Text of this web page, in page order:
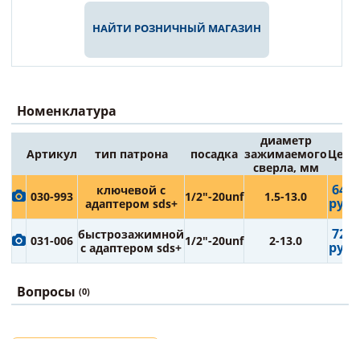
НАЙТИ РОЗНИЧНЫЙ МАГАЗИН
Номенклатура
Артикул тип патрона посадка
диаметр
зажимаемого
сверла, мм
Цена
030-993
ключевой с
адаптером sds+ 1/2"-20unf 1.5-13.0 644
руб.
031-006 быстрозажимной
с адаптером sds+ 1/2"-20unf 2-13.0 725
руб.
Вопросы (0)